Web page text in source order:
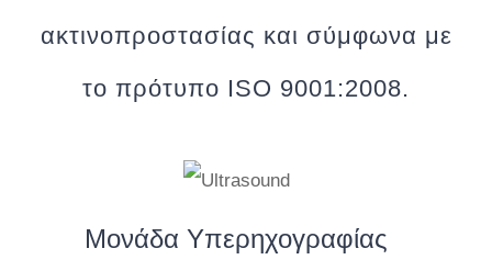
ακτινοπροστασίας και σύμφωνα με
το πρότυπο ISO 9001:2008.
Μονάδα Υπερηχογραφίας